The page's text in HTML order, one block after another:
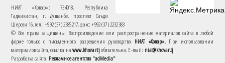
НИАТ «Ховар»: 734018, Республика
Таджикистан, г. Душанбе, проспект Саъди
Шерози 16. тел.: +992 (37) 2385217, факс: +992 (37) 2232383
© Все права защищены. Воспроизведение или распространение материалов сайта в любой
форме только с письменного разрешения руководства НИАТ «Ховар». При использовании
материалов сайта, ссылка наwww.khovar.tjобязательна. E-mail: niat@khovar.tj
Разработка сайта: Рекламное агентство "adMedia"